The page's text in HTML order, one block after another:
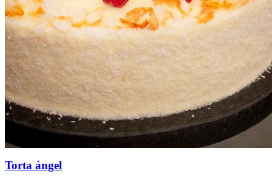
Torta ángel